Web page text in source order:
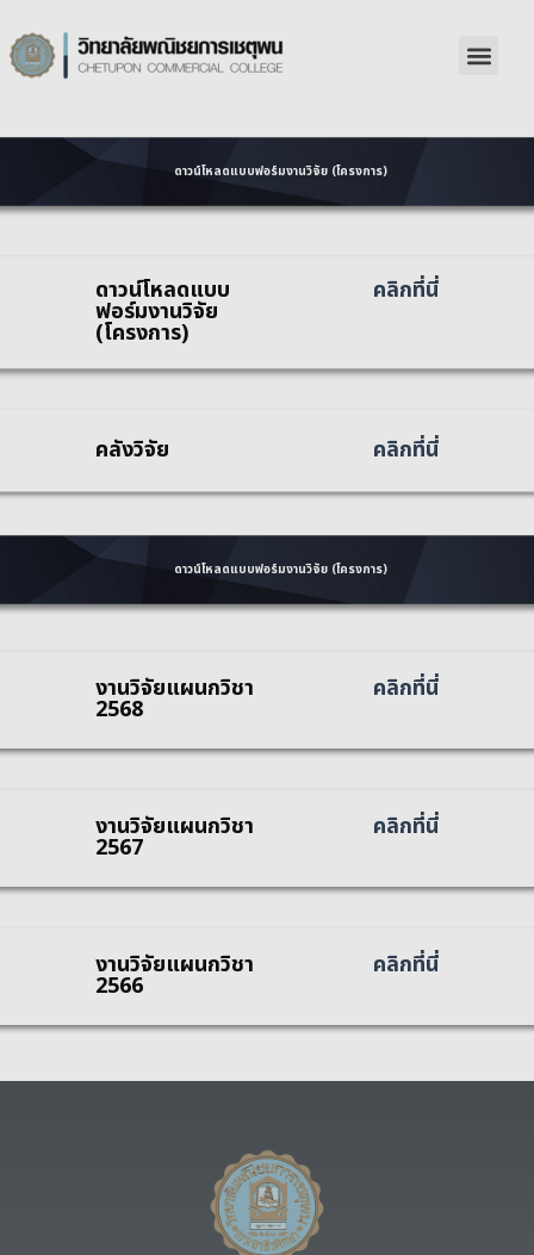
ดาวน์โหลดแบบฟอร์มงานวิจัย (โครงการ)
ดาวน์โหลดแบบ
ฟอร์มงานวิจัย
(โครงการ)
คลิกที่นี่
คลังวิจัย คลิกที่นี่
ดาวน์โหลดแบบฟอร์มงานวิจัย (โครงการ)
งานวิจัยแผนกวิชา
2568
คลิกที่นี่
งานวิจัยแผนกวิชา
2567
คลิกที่นี่
งานวิจัยแผนกวิชา
2566
คลิกที่นี่